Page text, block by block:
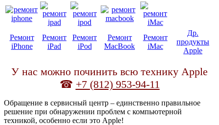
Ремонт
iPhone
Ремонт
iPad
Ремонт
iPod
Ремонт
MacBook
Ремонт
iMac
Др.
продукты
Apple
У нас можно починить всю технику Apple
☎ +7 (812) 953-94-11
Обращение в сервисный центр – единственно правильное
решение при обнаружении проблем с компьютерной
техникой, особенно если это Apple!